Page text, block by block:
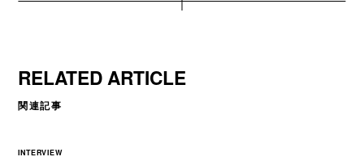
RELATED ARTICLE
関連記事
INTERVIEW